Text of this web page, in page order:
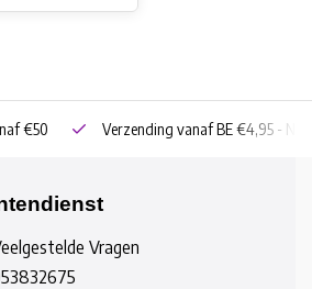
€50 Verzending vanaf BE €4,95 - NL
Vragen